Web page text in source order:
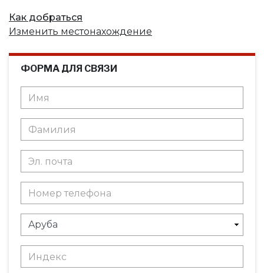
Как добраться
Изменить местонахождение
ФОРМА ДЛЯ СВЯЗИ